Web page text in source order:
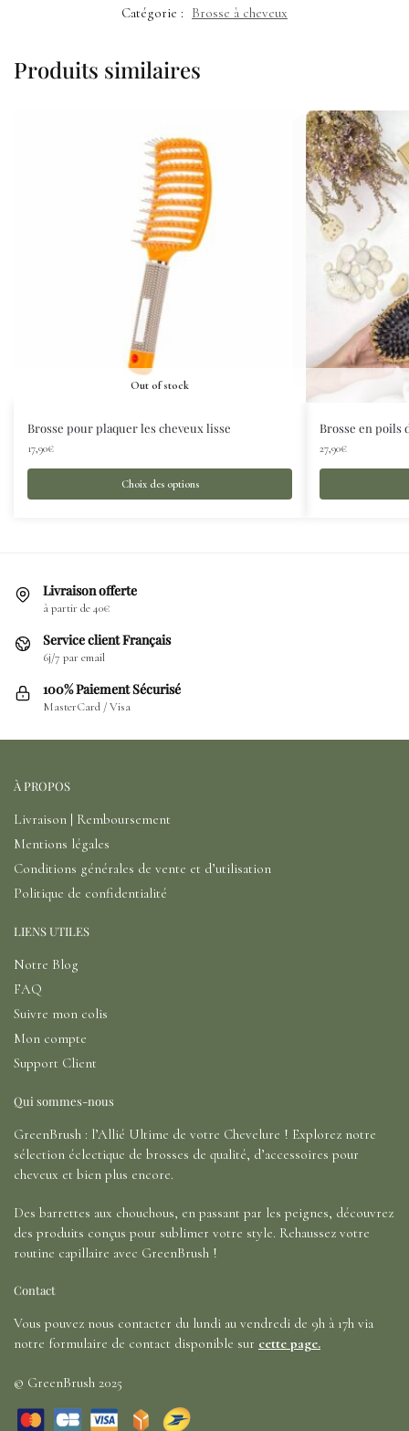
Catégorie :
Brosse à cheveux
Produits similaires
Out of stock
Brosse pour plaquer les cheveux lisse
17,90€
Choix des options
Brosse en poils
27,90€
Livraison offerte
à partir de 40€
Service client Français
6j/7 par email
100% Paiement Sécurisé
MasterCard / Visa
À PROPOS
Livraison | Remboursement
Mentions légales
Conditions générales de vente et d’utilisation
Politique de confidentialité
LIENS UTILES
Notre Blog
FAQ
Suivre mon colis
Mon compte
Support Client
Qui sommes-nous
GreenBrush : l’Allié Ultime de votre Chevelure ! Explorez notre
sélection éclectique de brosses de qualité, d’accessoires pour
cheveux et bien plus encore.
Des barrettes aux chouchous, en passant par les peignes, découvrez
des produits conçus pour sublimer votre style. Rehaussez votre
routine capillaire avec GreenBrush !
Contact
Vous pouvez nous contacter du lundi au vendredi de 9h à 17h via
notre formulaire de contact disponible sur cette page.
© GreenBrush 2025